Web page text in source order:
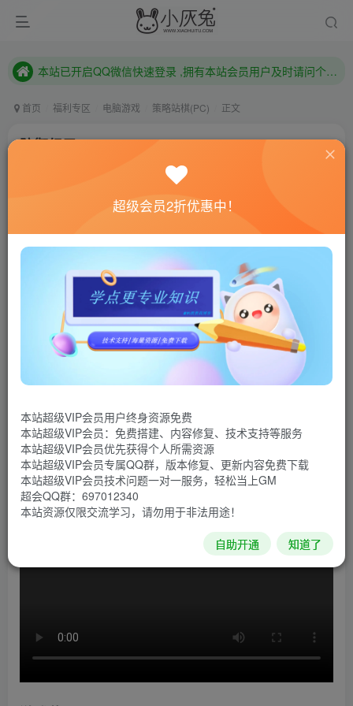
本站已开启QQ微信快速登录 ,拥有本站会员用户及时请问个人中心绑定！
本站已开启QQ微信快速登录 ,拥有本站会员用户及时请问个人中心绑定！
首页 福利专区 电脑游戏 策略站棋(PC) 正文
防御纪元/Age of Defense
联网教程： 内附教程
单机教程： 内附教程
不懂的话联系客服！！！
本站的资源转载自国内外各大媒体和网络，仅供试玩体
验。如果您喜欢该游戏内容，请支持正版 →→→正版购买
游戏介绍
《防御纪元》是一款由Battlecruiser Games制作并发行
界，玩家需要指挥强大的战士对抗恐龙，保护部落。该游戏
最大的特色是游戏中包含100多个具有不同能力的敌人以及
24种独特的塔，68个升级选项。
游戏视频
超级会员2折优惠中！
本站超级VIP会员用户终身资源免费
本站超级VIP会员：免费搭建、内容修复、技术支持等服务
本站超级VIP会员优先获得个人所需资源
本站超级VIP会员专属QQ群，版本修复、更新内容免费下载
本站超级VIP会员技术问题一对一服务，轻松当上GM
超会QQ群：697012340
本站资源仅限交流学习，请勿用于非法用途！
自助开通 知道了